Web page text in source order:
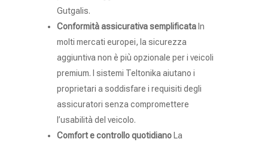
Gutgalis.
Conformità assicurativa semplificataIn
molti mercati europei, la sicurezza
aggiuntiva non è più opzionale per i veicoli
premium. I sistemi Teltonika aiutano i
proprietari a soddisfare i requisiti degli
assicuratori senza compromettere
l’usabilità del veicolo.
Comfort e controllo quotidianoLa